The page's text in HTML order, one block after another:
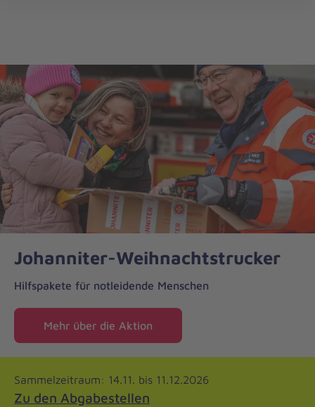
Johanniter-Weihnachtstrucker
Hilfspakete für notleidende Menschen
Mehr über die Aktion
Sammelzeitraum: 14.11. bis 11.12.2026
Zu den Abgabestellen